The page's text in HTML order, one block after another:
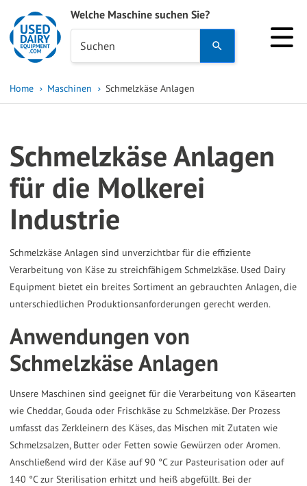
Welche Maschine suchen Sie?
Suchen
and
to
select
a
enter
to
go
to
selected
search
Touch
users
can
use
Home Maschinen Schmelzkäse Anlagen
Schmelzkäse Anlagen
für die Molkerei
Industrie
Schmelzkäse Anlagen sind unverzichtbar für die effiziente
Verarbeitung von Käse zu streichfähigem Schmelzkäse. Used Dairy
Equipment bietet ein breites Sortiment an gebrauchten Anlagen, die
unterschiedlichen Produktionsanforderungen gerecht werden.
Anwendungen von
Schmelzkäse Anlagen
Unsere Maschinen sind geeignet für die Verarbeitung von Käsearten
wie Cheddar, Gouda oder Frischkäse zu Schmelzkäse. Der Prozess
umfasst das Zerkleinern des Käses, das Mischen mit Zutaten wie
Schmelzsalzen, Butter oder Fetten sowie Gewürzen oder Aromen.
Anschließend wird der Käse auf 90 °C zur Pasteurisation oder auf
140 °C zur Sterilisation erhitzt und heiß abgefüllt. Bei der